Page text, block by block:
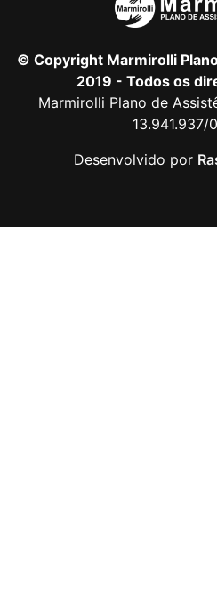
© Copyright Marmirolli
2019 - Todos os
Marmirolli Plano de
13.941.937/
Desenvolvido por